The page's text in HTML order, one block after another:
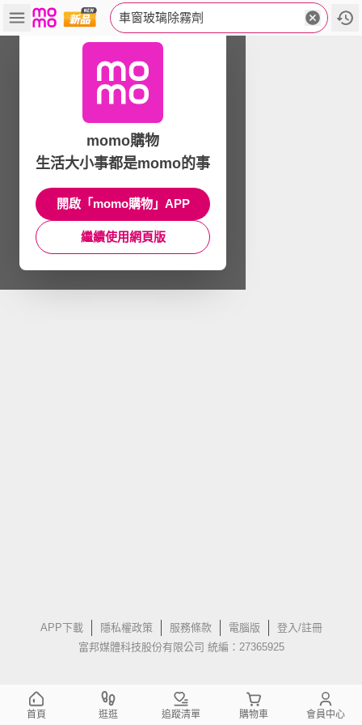
車窗玻璃除霧劑
APP下載 隱私權政策 服務條款 電腦版
登入/註冊
富邦媒體科技股份有限公司 統編：27365925
momo購物
生活大小事都是momo的事
開啟「momo購物」APP
繼續使用網頁版
首頁 逛逛 追蹤清單 購物車 會員中心